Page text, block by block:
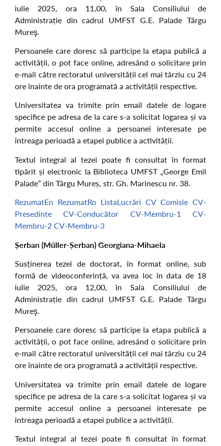
iulie 2025, ora 11,00, în Sala Consiliului de
Administrație din cadrul UMFST G.E. Palade Târgu
Mureş.
Persoanele care doresc să participe la etapa publică a
activității, o pot face online, adresând o solicitare prin
e-mail către rectoratul universității cel mai târziu cu 24
ore înainte de ora programată a activității respective.
Universitatea va trimite prin email datele de logare
specifice pe adresa de la care s-a solicitat logarea și va
permite accesul online a persoanei interesate pe
întreaga perioadă a etapei publice a activității.
Textul integral al tezei poate fi consultat în format
tipărit și electronic la Biblioteca UMFST „George Emil
Palade” din Târgu Mureș, str. Gh. Marinescu nr. 38.
RezumatEn RezumatRo ListaLucrări CV Comisie CV-
Presedinte
CV-Conducător CV-Membru-1CV-
Membru-2CV-Membru-3
Șerban (Műller-Șerban) Georgiana-Mihaela
Susținerea tezei de doctorat, în format online, sub
formă de videoconferință, va avea loc în data de 18
iulie 2025, ora 12,00, în Sala Consiliului de
Administrație din cadrul UMFST G.E. Palade Târgu
Mureş.
Persoanele care doresc să participe la etapa publică a
activității, o pot face online, adresând o solicitare prin
e-mail către rectoratul universității cel mai târziu cu 24
ore înainte de ora programată a activității respective.
Universitatea va trimite prin email datele de logare
specifice pe adresa de la care s-a solicitat logarea și va
permite accesul online a persoanei interesate pe
întreaga perioadă a etapei publice a activității.
Textul integral al tezei poate fi consultat în format